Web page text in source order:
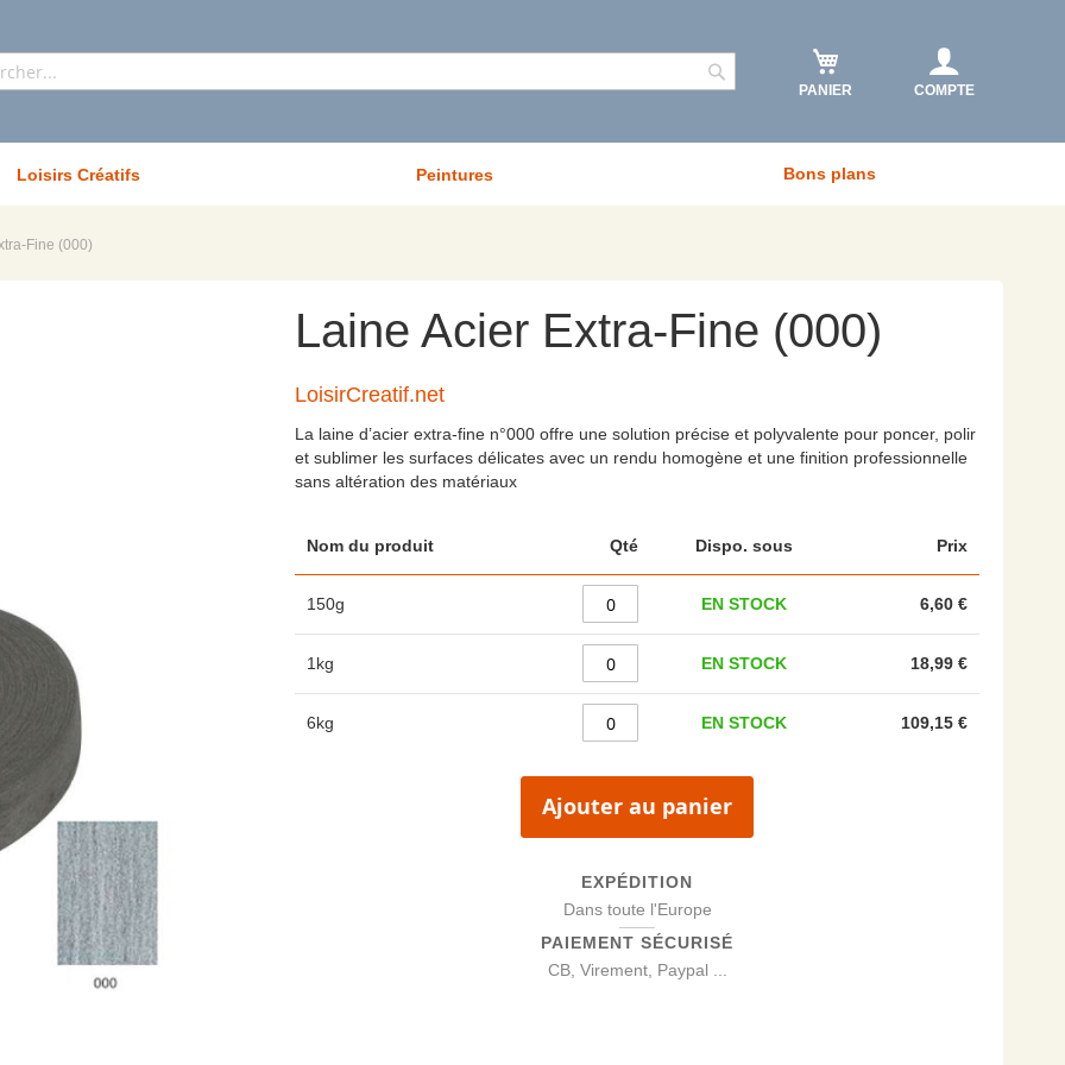
RechercherPANIER COMPTE
Loisirs Créatifs Peintures Bons plans
Fine (000)
Laine Acier Extra-Fine (000)
LoisirCreatif.net
La laine d’acier extra-fine n°000 offre une solution précise et polyvalente pour poncer, polir
et sublimer les surfaces délicates avec un rendu homogène et une finition professionnelle
sans altération des matériaux
du
produit
groupé
Nom du produit Qté Dispo. sous Prix
150g EN STOCK 6,60 €
1kg EN STOCK 18,99 €
6kg EN STOCK 109,15 €
Ajouter au panier
EXPÉDITION
Dans toute l'Europe
PAIEMENT SÉCURISÉ
CB, Virement, Paypal ...